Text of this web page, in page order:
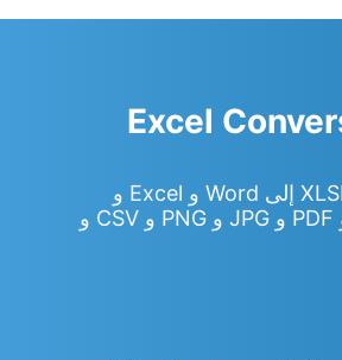
Excel
يمكنك تحويل XLSB إلى Word و Excel و
PowerPoint و PDF و JPG و PNG و CSV و